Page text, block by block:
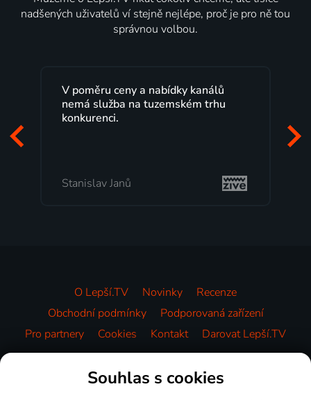
nadšených uživatelů ví stejně nejlépe, proč je pro ně tou
správnou volbou.
V poměru ceny a nabídky kanálů
nemá služba na tuzemském trhu
konkurenci.
Stanislav Janů
O Lepší.TV Novinky
Recenze
Obchodní podmínky
Podporovaná zařízení
Pro partnery
Cookies Kontakt Darovat Lepší.TV
Videotéka
Souhlas s cookies